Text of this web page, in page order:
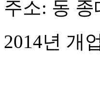
주소: 동 종
2014년 개